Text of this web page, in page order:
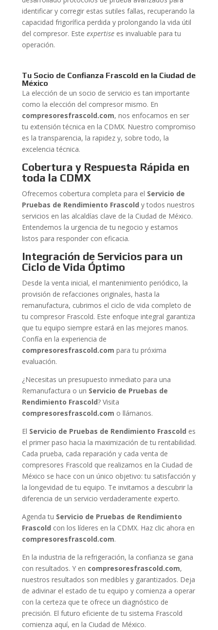
identificar y corregir estas sutiles fallas, recuperando la
capacidad frigorífica perdida y prolongando la vida útil
del compresor. Este expertisees invaluable para tu
operación.
Tu Socio de Confianza Frascold en la Ciudad de
México
La elección de un socio de servicio es tan importante
como la elección del compresor mismo. En
compresoresfrascold.com, nos enfocamos en ser
tu extensión técnica en la CDMX. Nuestro compromiso
es la transparencia, la rapidez y, sobre todo, la
excelencia técnica.
Cobertura y Respuesta Rápida en
toda la CDMX
Ofrecemos cobertura completa para el Servicio de
Pruebas de Rendimiento Frascold y todos nuestros
servicios en las alcaldías clave de la Ciudad de México.
Entendemos la urgencia de tu negocio y estamos
listos para responder con eficacia.
Integración de Servicios para un
Ciclo de Vida Óptimo
Desde la venta inicial, el mantenimiento periódico, la
provisión de refacciones originales, hasta la
remanufactura, cubrimos el ciclo de vida completo de
tu compresor Frascold. Este enfoque integral garantiza
que tu equipo siempre estará en las mejores manos.
Confía en la experiencia de
compresoresfrascold.com para tu próxima
evaluación.
¿Necesitas un presupuesto inmediato para una
Remanufactura o un Servicio de Pruebas de
Rendimiento Frascold? Visita
compresoresfrascold.com o llámanos.
El Servicio de Pruebas de Rendimiento Frascold es
el primer paso hacia la maximización de tu rentabilidad.
Cada prueba, cada reparación y cada venta de
compresores Frascold que realizamos en la Ciudad de
México se hace con un único objetivo: tu satisfacción y
la longevidad de tu equipo. Te invitamos a descubrir la
diferencia de un servicio verdaderamente experto.
Agenda tu Servicio de Pruebas de Rendimiento
Frascold con los líderes en la CDMX. Haz clic ahora en
compresoresfrascold.com.
En la industria de la refrigeración, la confianza se gana
con resultados. Y en compresoresfrascold.com,
nuestros resultados son medibles y garantizados. Deja
de adivinar el estado de tu equipo y comienza a operar
con la certeza que te ofrece un diagnóstico de
precisión. El futuro eficiente de tu sistema Frascold
comienza aquí, en la Ciudad de México.